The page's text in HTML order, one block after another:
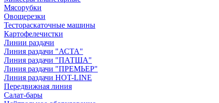
Мясорубки
Овощерезки
Тестораскаточные машины
Картофелечистки
Линии раздачи
Линия раздачи "АСТА"
Линия раздачи "ПАТША"
Линия раздачи "ПРЕМЬЕР"
Линия раздачи HOT-LINE
Передвижная линия
Салат-бары